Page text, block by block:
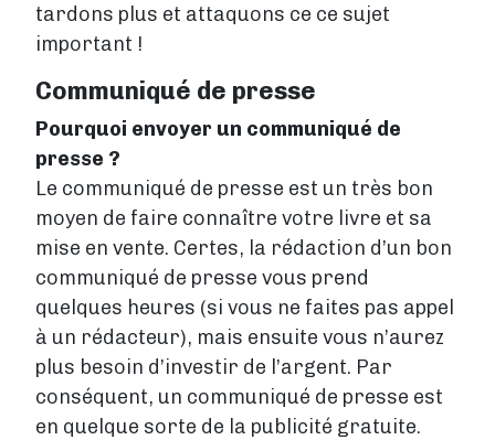
tardons plus et attaquons ce ce sujet
important !
Communiqué de presse
Pourquoi envoyer un communiqué de
presse ?
Le communiqué de presse est un très bon
moyen de faire connaître votre livre et sa
mise en vente. Certes, la rédaction d’un bon
communiqué de presse vous prend
quelques heures (si vous ne faites pas appel
à un rédacteur), mais ensuite vous n’aurez
plus besoin d’investir de l’argent. Par
conséquent, un communiqué de presse est
en quelque sorte de la publicité gratuite.